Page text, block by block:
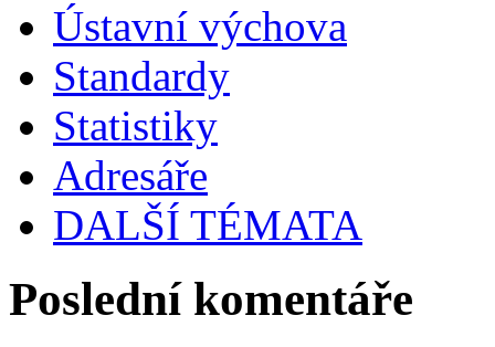
Ústavní výchova
Standardy
Statistiky
Adresáře
DALŠÍ TÉMATA
Poslední komentáře